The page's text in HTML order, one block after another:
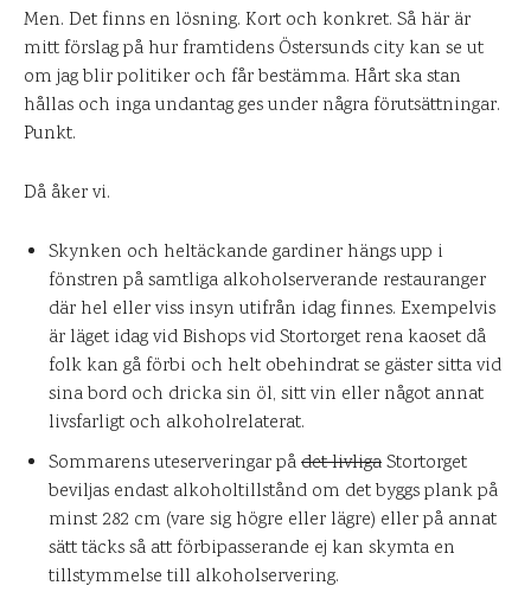
Men. Det finns en lösning. Kort och konkret. Så här är
mitt förslag på hur framtidens Östersunds city kan se ut
om jag blir politiker och får bestämma. Hårt ska stan
hållas och inga undantag ges under några förutsättningar.
Punkt.
Då åker vi.
Skynken och heltäckande gardiner hängs upp i
fönstren på samtliga alkoholserverande restauranger
där hel eller viss insyn utifrån idag finnes. Exempelvis
är läget idag vid Bishops vid Stortorget rena kaoset då
folk kan gå förbi och helt obehindrat se gäster sitta vid
sina bord och dricka sin öl, sitt vin eller något annat
livsfarligt och alkoholrelaterat.
Sommarens uteserveringar pådet livligaStortorget
beviljas endast alkoholtillstånd om det byggs plank på
minst 282 cm (vare sig högre eller lägre) eller på annat
sätt täcks så att förbipasserande ej kan skymta en
tillstymmelse till alkoholservering.